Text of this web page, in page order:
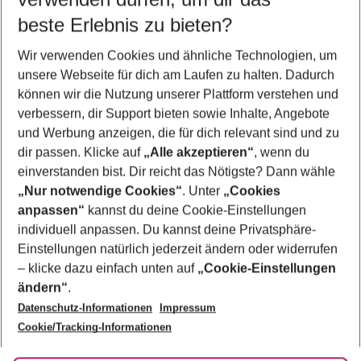
5-8 Nächte
2 Erwachsene Keine Kinder
Mehr Filter anzeigen
Footer
Footer navigation
Über uns
AGB
Bestpreisgarantie
Cookie-Einstellungen ändern
Cookie-Richtlinie
Agenturbetreuung
Barrierefreies Reisen
Folge uns
beste Erlebnis zu bieten?
Wir verwenden Cookies und ähnliche Technologien, um
unsere Webseite für dich am Laufen zu halten. Dadurch
können wir die Nutzung unserer Plattform verstehen und
verbessern, dir Support bieten sowie Inhalte, Angebote
und Werbung anzeigen, die für dich relevant sind und zu
dir passen. Klicke auf „Alle akzeptieren“, wenn du
einverstanden bist. Dir reicht das Nötigste? Dann wähle
„Nur notwendige Cookies“. Unter „Cookies
anpassen“ kannst du deine Cookie-Einstellungen
individuell anpassen. Du kannst deine Privatsphäre-
Einstellungen natürlich jederzeit ändern oder widerrufen
– klicke dazu einfach unten auf „Cookie-Einstellungen
ändern“.
Datenschutz-Informationen
Impressum
Cookie/Tracking-Informationen